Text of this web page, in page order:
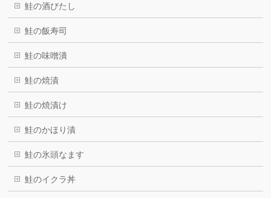
鮭の酒びたし
鮭の飯寿司
鮭の味噌潰
鮭の焼漬
鮭の焼漬け
鮭のかほり漬
鮭の氷頭なます
鮭のイクラ丼